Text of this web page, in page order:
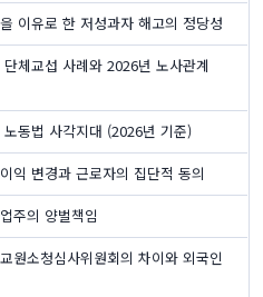
이유로 한 저성과자 해고의 정당성
체교섭 사례와 2026년 노사관계
동법 사각지대 (2026년 기준)
익 변경과 근로자의 집단적 동의
주의 양벌책임
원소청심사위원회의 차이와 외국인